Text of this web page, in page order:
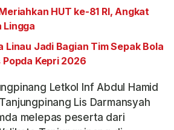
HUT ke-81 RI, Angkat
Lingga
Linau Jadi Bagian Tim Sepak Bola
Popda Kepri 2026
Letkol Inf Abdul Hamid
Lis Darmansyah
melepas peserta dari